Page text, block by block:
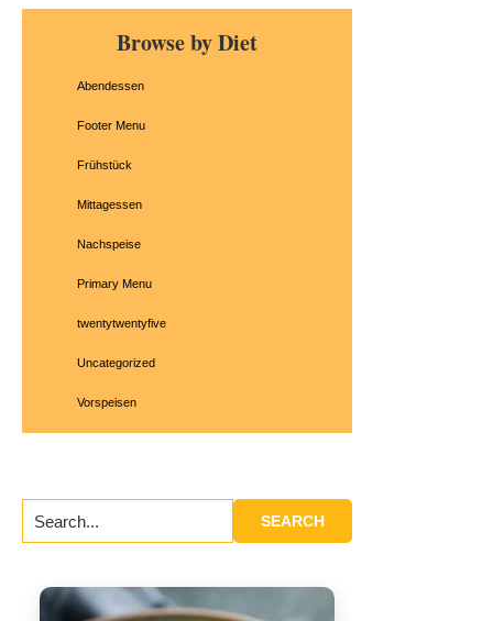
Primary
SidebarBrowse by Diet
Abendessen
Footer Menu
Frühstück
Mittagessen
Nachspeise
Primary Menu
twentytwentyfive
Uncategorized
Vorspeisen